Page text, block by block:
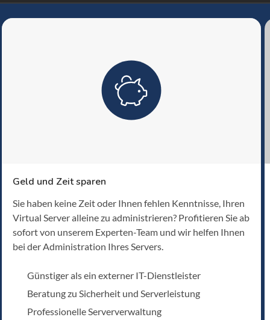
Geld und Zeit sparen
Sie haben keine Zeit oder Ihnen fehlen Kenntnisse, Ihren
Virtual Server alleine zu administrieren? Profitieren Sie ab
sofort von unserem Experten-Team und wir helfen Ihnen
bei der Administration Ihres Servers.
Günstiger als ein externer IT-Dienstleister
Beratung zu Sicherheit und Serverleistung
Professionelle Serververwaltung